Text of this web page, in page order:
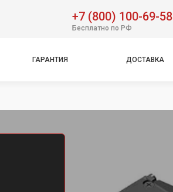
+7 (800) 100-69-58
Бесплатно по РФ
ГАРАНТИЯ ДОСТАВКА